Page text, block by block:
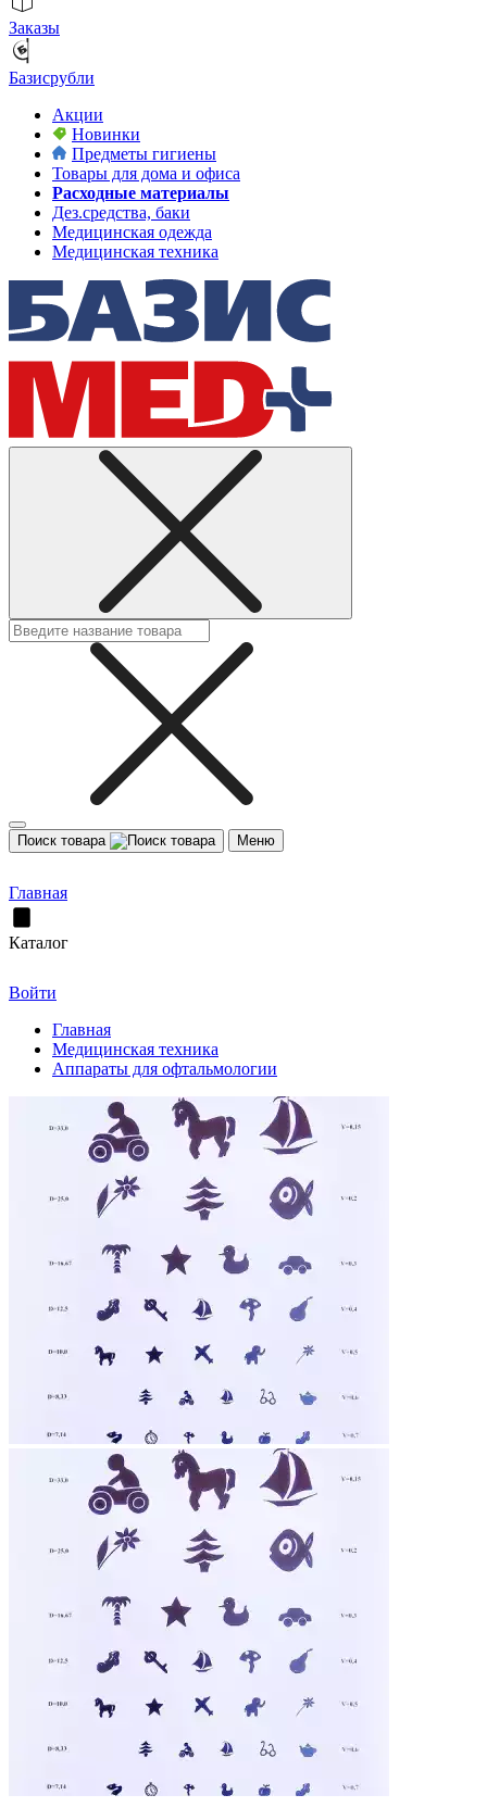
Заказы
Базисрубли
Акции
Новинки
Предметы гигиены
Товары для дома и офиса
Расходные материалы
Дез.средства, баки
Медицинская одежда
Медицинская техника
Поиск товара Меню
Главная
Каталог
Войти
Главная
Медицинская техника
Аппараты для офтальмологии